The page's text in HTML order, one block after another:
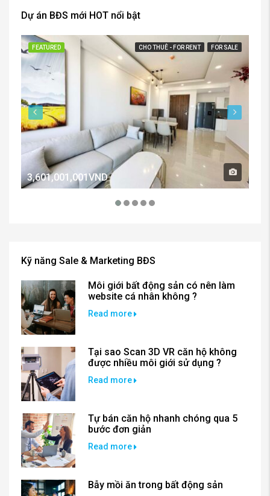
Dự án BĐS mới HOT nổi bật
FEATURED CHO THUÊ - FOR RENT FOR SALE
3,601,001,001VND
Kỹ năng Sale & Marketing BĐS
Môi giới bất động sản có nên làm
website cá nhân không ?
Read more
Tại sao Scan 3D VR căn hộ không
được nhiều môi giới sử dụng ?
Read more
Tự bán căn hộ nhanh chóng qua 5
bước đơn giản
Read more
Bẫy mồi ăn trong bất động sản